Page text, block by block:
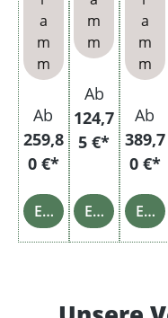
hülse
n
a
m
m
Ab
259,8
0 €*
Einzelheiten
m
m
Ab
124,7
5 €*
Einzelheiten
Filter
hülse
n
a
m
m
Ab
389,7
0 €*
Einzelheiten